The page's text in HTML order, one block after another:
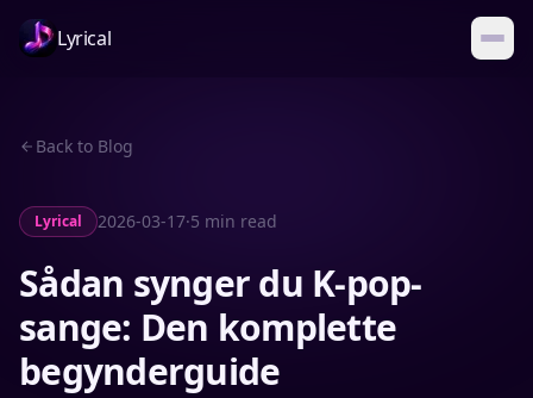
Lyrical
Back to Blog
Lyrical 2026-03-17·5 min read
Sådan synger du K-pop-
sange: Den komplette
begynderguide